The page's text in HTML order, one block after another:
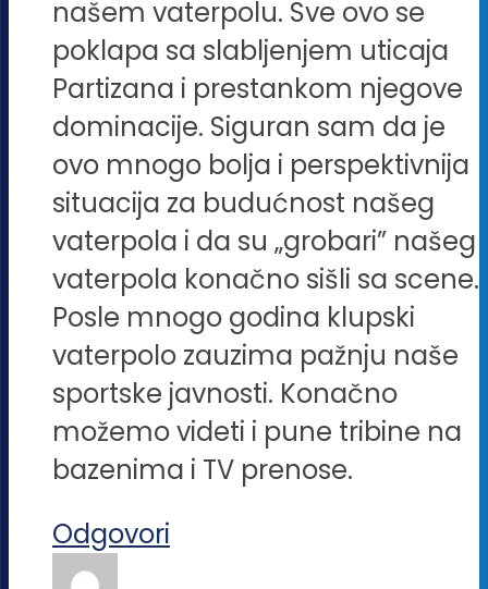
našem vaterpolu. Sve ovo se
poklapa sa slabljenjem uticaja
Partizana i prestankom njegove
dominacije. Siguran sam da je
ovo mnogo bolja i perspektivnija
situacija za budućnost našeg
vaterpola i da su „grobari” našeg
vaterpola konačno sišli sa scene.
Posle mnogo godina klupski
vaterpolo zauzima pažnju naše
sportske javnosti. Konačno
možemo videti i pune tribine na
bazenima i TV prenose.
Odgovori